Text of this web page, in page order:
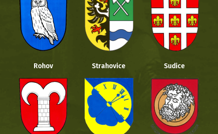
Rohov Strahovice Sudice